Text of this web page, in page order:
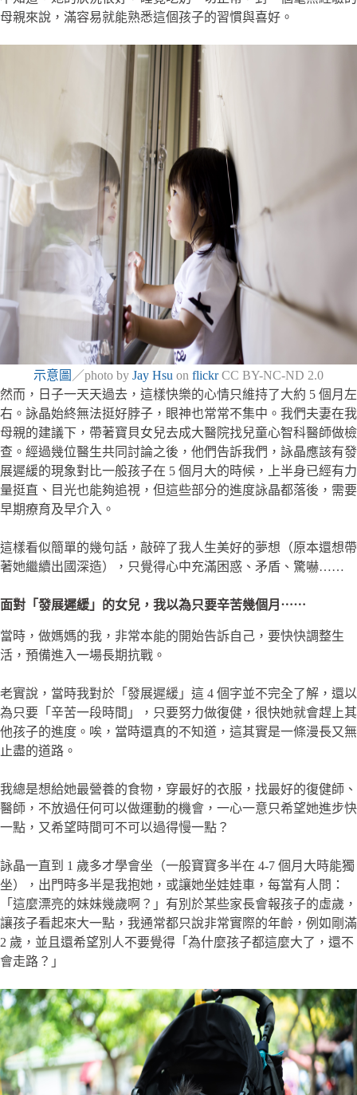
母親來說，滿容易就能熟悉這個孩子的習慣與喜好。
示意圖 ／photo by Jay Hsu on flickrCC BY-NC-ND 2.0
然而，日子一天天過去，這樣快樂的心情只維持了大約 5 個月左
右。詠晶始終無法挺好脖子，眼神也常常不集中。我們夫妻在我
母親的建議下，帶著寶貝女兒去成大醫院找兒童心智科醫師做檢
查。經過幾位醫生共同討論之後，他們告訴我們，詠晶應該有發
展遲緩的現象對比一般孩子在 5 個月大的時候，上半身已經有力
量挺直、目光也能夠追視，但這些部分的進度詠晶都落後，需要
早期療育及早介入。
這樣看似簡單的幾句話，敲碎了我人生美好的夢想（原本還想帶
著她繼續出國深造），只覺得心中充滿困惑、矛盾、驚嚇……
面對「發展遲緩」的女兒，我以為只要辛苦幾個月⋯⋯
當時，做媽媽的我，非常本能的開始告訴自己，要快快調整生
活，預備進入一場長期抗戰。
老實說，當時我對於「發展遲緩」這 4 個字並不完全了解，還以
為只要「辛苦一段時間」，只要努力做復健，很快她就會趕上其
他孩子的進度。唉，當時還真的不知道，這其實是一條漫長又無
止盡的道路。
我總是想給她最營養的食物，穿最好的衣服，找最好的復健師、
醫師，不放過任何可以做運動的機會，一心一意只希望她進步快
一點，又希望時間可不可以過得慢一點？
詠晶一直到 1 歲多才學會坐（一般寶寶多半在 4-7 個月大時能獨
坐），出門時多半是我抱她，或讓她坐娃娃車，每當有人問：
「這麼漂亮的妹妹幾歲啊？」有別於某些家長會報孩子的虛歲，
讓孩子看起來大一點，我通常都只說非常實際的年齡，例如剛滿
2 歲，並且還希望別人不要覺得「為什麼孩子都這麼大了，還不
會走路？」